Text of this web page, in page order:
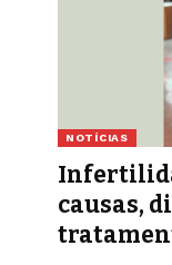
NOTÍCIAS
causas,